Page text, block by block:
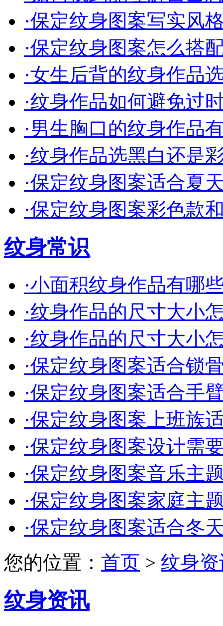
·保定纹身图案写实风
·保定纹身图案怎么搭
·女生后背的纹身作品
·纹身作品如何避免过
·男生胸口的纹身作品
·纹身作品选黑白还是
·保定纹身图案适合夏
·保定纹身图案彩色款
纹身常识
·小面积纹身作品有哪
·纹身作品的尺寸大小
·纹身作品的尺寸大小
·保定纹身图案适合锁
·保定纹身图案适合手
·保定纹身图案上班族
·保定纹身图案设计需
·保定纹身图案音乐主
·保定纹身图案家庭主
·保定纹身图案适合冬
您的位置： 首页 > 纹身
纹身资讯